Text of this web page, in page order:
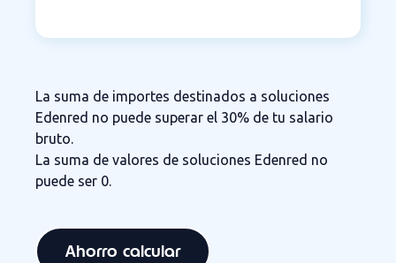
La suma de importes destinados a soluciones
Edenred no puede superar el 30% de tu salario
bruto.
La suma de valores de soluciones Edenred no
puede ser 0.
Ahorro calcular